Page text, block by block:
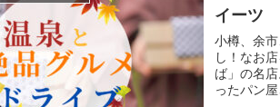
イーツ
小樽、余
し！なお
ば」の名
ったパン屋